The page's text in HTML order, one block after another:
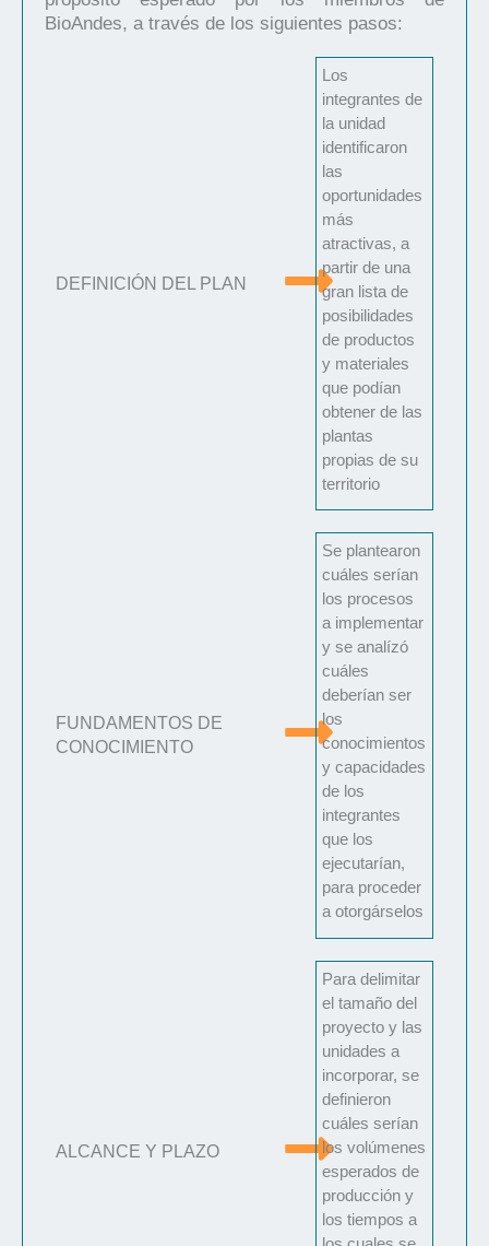
BioAndes, a través de los siguientes pasos:
DEFINICIÓN DEL PLAN
Los
integrantes de
la unidad
identificaron
las
oportunidades
más
atractivas, a
partir de una
gran lista de
posibilidades
de productos
y materiales
que podían
obtener de las
plantas
propias de su
territorio
FUNDAMENTOS DE
CONOCIMIENTO
Se plantearon
cuáles serían
los procesos
a implementar
y se analízó
cuáles
deberían ser
los
conocimientos
y capacidades
de los
integrantes
que los
ejecutarían,
para proceder
a otorgárselos
ALCANCE Y PLAZO
Para delimitar
el tamaño del
proyecto y las
unidades a
incorporar, se
definieron
cuáles serían
los volúmenes
esperados de
producción y
los tiempos a